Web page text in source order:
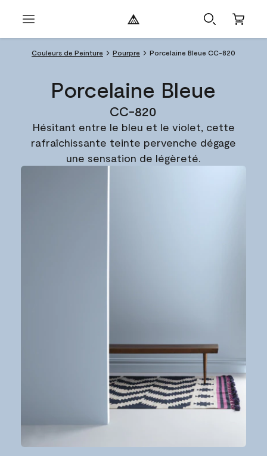
Couleurs de Peinture Pourpre Porcelaine Bleue CC-820
Porcelaine Bleue
CC-820
Hésitant entre le bleu et le violet, cette
rafraîchissante teinte pervenche dégage
une sensation de légèreté.